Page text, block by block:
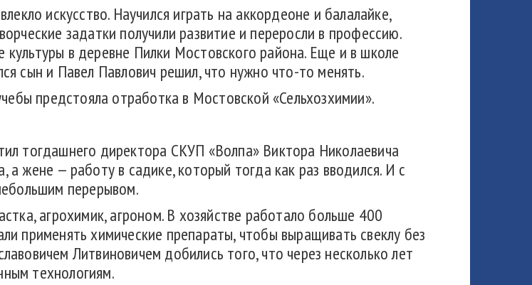
искусство. Научился играть на аккордеоне и балалайке,
задатки получили развитие и переросли в профессию.
в деревне Пилки Мостовского района. Еще и в школе
сын и Павел Павлович решил, что нужно что-то менять.
предстояла отработка в Мостовской «Сельхозхимии».
тогдашнего директора СКУП «Волпа» Виктора Николаевича
жене — работу в садике, который тогда как раз вводился. И с
перерывом.
агрохимик, агроном. В хозяйстве работало больше 400
применять химические препараты, чтобы выращивать свеклу без
Литвиновичем добились того, что через несколько лет
технологиям.